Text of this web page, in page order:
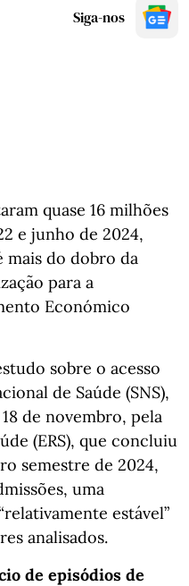
Siga-nos
quase 16 milhões
e junho de 2024,
mais do dobro da
para a
Económico
sobre o acesso
de Saúde (SNS),
de novembro, pela
(ERS), que concluiu
semestre de 2024,
uma
estável”
analisados.
de episódios de